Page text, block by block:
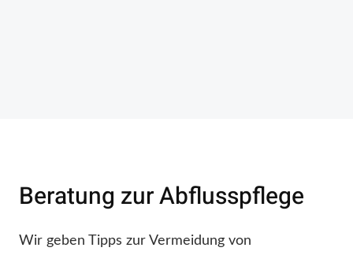
Beratung zur Abflusspflege
Wir geben Tipps zur Vermeidung von